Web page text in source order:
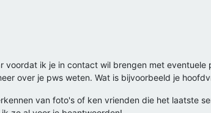
voordat ik je in contact wil brengen met
over je pws weten. Wat is bijvoorbeeld je
van foto's of ken vrienden die het laatste